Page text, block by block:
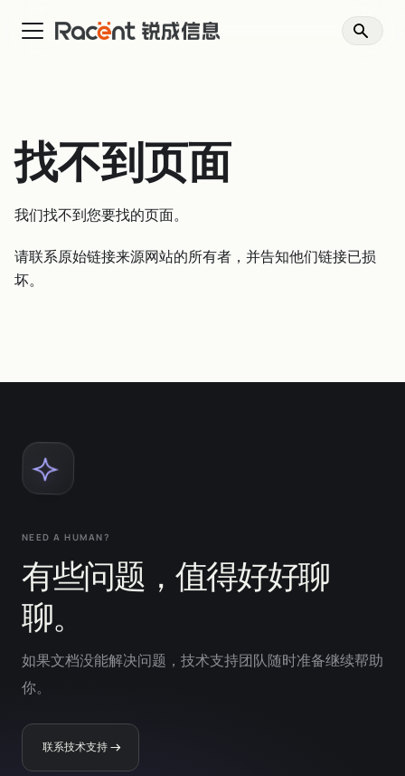
找不到页面
我们找不到您要找的页面。
请联系原始链接来源网站的所有者，并告知他们链接已损
坏。
NEED A HUMAN?
有些问题，值得好好聊
聊。
如果文档没能解决问题，技术支持团队随时准备继续帮助
你。
联系技术支持